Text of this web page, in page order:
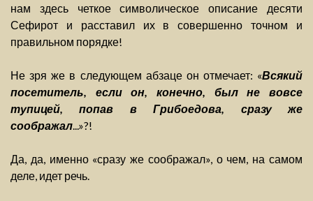
нам здесь четкое символическое описание десяти
Сефирот и расставил их в совершенно точном и
правильном порядке!
Не зря же в следующем абзаце он отмечает: «Всякий
посетитель, если он, конечно, был не вовсе
тупицей, попав в Грибоедова, сразу же
соображал ...»?!
Да, да, именно «сразу же соображал», о чем, на самом
деле, идет речь.